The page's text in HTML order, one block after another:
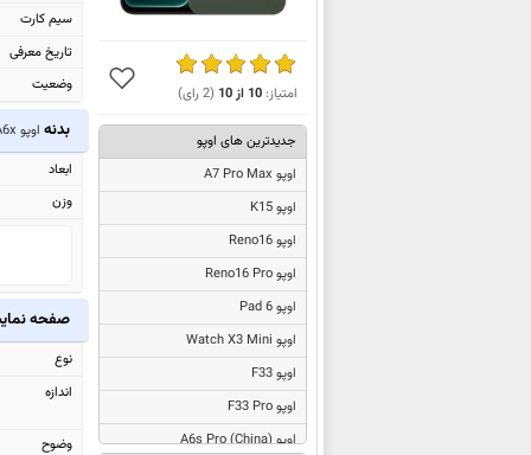
امتیاز:10 از10
(
2رای)
جدیدترین های اوپو
اوپو A7 Pro Max
اوپو K15
اوپو Reno16
اوپو Reno16 Pro
اوپو Pad 6
اوپو Watch X3 Mini
اوپو F33
اوپو F33 Pro
اوپوA6s Pro (China)
سیم کارت
تاریخ معرفی
وضعیت
بدنه اوپو A6x
ابعاد
وزن
صفحه
نوع
اندازه
وضوح